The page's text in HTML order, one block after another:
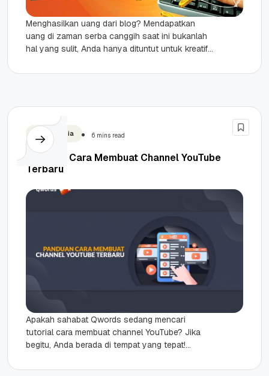
Menghasilkan uang dari blog? Mendapatkan
uang di zaman serba canggih saat ini bukanlah
hal yang sulit, Anda hanya dituntut untuk kreatif
Social Media 6 mins read
Panduan Cara Membuat Channel YouTube
Terbaru
Apakah sahabat Qwords sedang mencari
tutorial cara membuat channel YouTube? Jika
begitu, Anda berada di tempat yang tepat!
streaming...